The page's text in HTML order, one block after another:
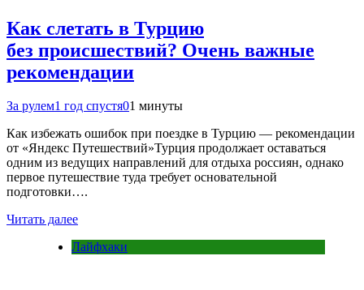
Как слетать в Турцию
без происшествий? Очень важные
рекомендации
За рулем1 год спустя01 минуты
Как избежать ошибок при поездке в Турцию — рекомендации
от «Яндекс Путешествий»Турция продолжает оставаться
одним из ведущих направлений для отдыха россиян, однако
первое путешествие туда требует основательной
подготовки….
Читать далее
Лайфхаки